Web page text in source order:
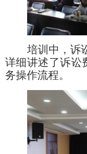
培训中，诉
详细讲述了诉讼
务操作流程。